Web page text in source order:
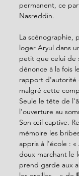
permanent, ce
Nasreddin.
La scénographie,
loger Aryul dans
petit que celui de
dénonce à la fois
rapport d'autorité
malgré cette
Seule le tête de
l'ouverture au
Son œil captive.
mémoire les
appris à l'école : «
doux marchant le
prend garde aux